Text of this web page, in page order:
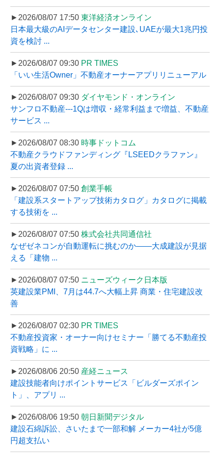
►2026/08/07 17:50 東洋経済オンライン
日本最大級のAIデータセンター建設､UAEが最大1兆円投
資を検討 ...
►2026/08/07 09:30 PR TIMES
「いい生活Owner」不動産オーナーアプリリニューアル
►2026/08/07 09:30 ダイヤモンド・オンライン
サンフロ不動産---1Qは増収・経常利益まで増益、不動産
サービス ...
►2026/08/07 08:30 時事ドットコム
不動産クラウドファンディング『LSEEDクラファン』
夏の出資者登録 ...
►2026/08/07 07:50 創業手帳
「建設系スタートアップ技術カタログ」カタログに掲載
する技術を ...
►2026/08/07 07:50 株式会社共同通信社
なぜゼネコンが自動運転に挑むのか――大成建設が見据
える「建物 ...
►2026/08/07 07:50 ニューズウィーク日本版
英建設業PMI、7月は44.7へ大幅上昇 商業・住宅建設改
善
►2026/08/07 02:30 PR TIMES
不動産投資家・オーナー向けセミナー「勝てる不動産投
資戦略」に ...
►2026/08/06 20:50 産経ニュース
建設技能者向けポイントサービス「ビルダーズポイン
ト」、アプリ ...
►2026/08/06 19:50 朝日新聞デジタル
建設石綿訴訟、さいたまで一部和解 メーカー4社が5億
円超支払い